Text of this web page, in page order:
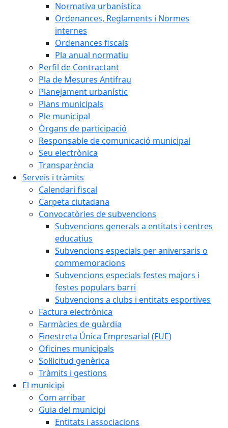
Normativa urbanística
Ordenances, Reglaments i Normes
internes
Ordenances fiscals
Pla anual normatiu
Perfil de Contractant
Pla de Mesures Antifrau
Planejament urbanístic
Plans municipals
Ple municipal
Òrgans de participació
Responsable de comunicació municipal
Seu electrònica
Transparència
Serveis i tràmits
Calendari fiscal
Carpeta ciutadana
Convocatòries de subvencions
Subvencions generals a entitats i centres
educatius
Subvencions especials per aniversaris o
commemoracions
Subvencions especials festes majors i
festes populars barri
Subvencions a clubs i entitats esportives
Factura electrònica
Farmàcies de guàrdia
Finestreta Única Empresarial (FUE)
Oficines municipals
Sol·licitud genèrica
Tràmits i gestions
El municipi
Com arribar
Guia del municipi
Entitats i associacions